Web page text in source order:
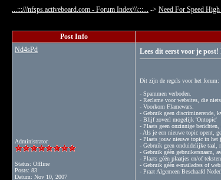
...:::///nfsps.activeboard.com - Forum Index\\\:::... -> Need For Speed
Post Info
Nd4sPd
Administrator
Status: Offline
Posts: 83
Datum: Nov 10, 2007
Lees dit eerst voor je post!
Dit zijn de regels voor het forum:
- Spammen verboden.
- Reclame voor websites, die
- Voorkom Flamewars.
- Gebruik geen discriminerende,
- Blijf zoveel mogelijk 'Ontopic'
- Plaats geen onzinnige
- Als je een nieuwe topic opent,
- Plaats jouw nieuwe topic in het
- Gebruik geen onduidelijke taal,
- Gebruik géén gebruikersnaam,
- Plaats géén plaatjes en/of
- Gebruik géén e-mailadres of
- Praat Algemeen Beschaafd